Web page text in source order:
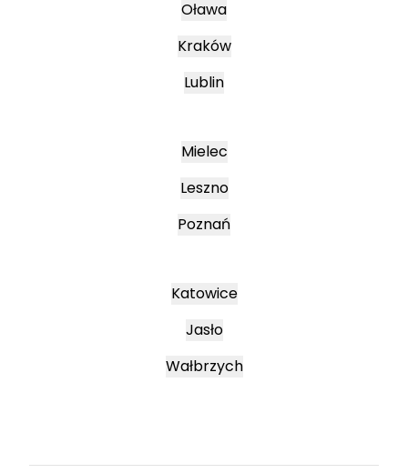
Oława
Kraków
Lublin
Mielec
Leszno
Poznań
Katowice
Jasło
Wałbrzych